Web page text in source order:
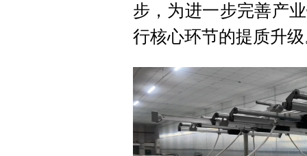
步，为进一步完善产
行核心环节的提质升